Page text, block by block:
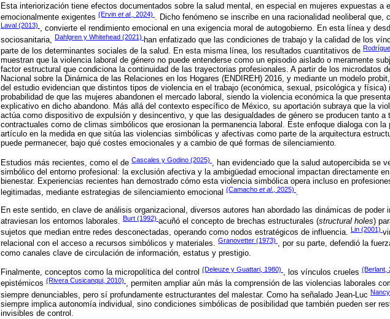
Esta interiorización tiene efectos documentados sobre la salud mental, en especial en mujeres expuestas a
emocionalmente exigentes (Ervin et al., 2024) . Dicho fenómeno se inscribe en una racionalidad neoliberal que,
Laval (2013) , convierte el rendimiento emocional en una exigencia moral de autogobierno. En esta línea y
sociosanitaria, Dahlgren y Whitehead (2021) han enfatizado que las condiciones de trabajo y la calidad de los
parte de los determinantes sociales de la salud. En esta misma línea, los resultados cuantitativos de
muestran que la violencia laboral de género no puede entenderse como un episodio aislado o meramente
factor estructural que condiciona la continuidad de las trayectorias profesionales. A partir de los microdatos
Nacional sobre la Dinámica de las Relaciones en los Hogares (ENDIREH) 2016, y mediante un modelo
del estudio evidencian que distintos tipos de violencia en el trabajo (económica, sexual, psicológica y física)
probabilidad de que las mujeres abandonen el mercado laboral, siendo la violencia económica la que
explicativo en dicho abandono. Más allá del contexto específico de México, su aportación subraya que la
actúa como dispositivo de expulsión y desincentivo, y que las desigualdades de género se producen tanto a
contractuales como de climas simbólicos que erosionan la permanencia laboral. Este enfoque dialoga con la
artículo en la medida en que sitúa las violencias simbólicas y afectivas como parte de la arquitectura
puede permanecer, bajo qué costes emocionales y a cambio de qué formas de silenciamiento.
Estudios más recientes, como el de Cascales y Godino (2025) , han evidenciado que la salud autopercibida se
simbólico del entorno profesional: la exclusión afectiva y la ambigüedad emocional impactan directamente
bienestar. Experiencias recientes han demostrado cómo esta violencia simbólica opera incluso en
legitimadas, mediante estrategias de silenciamiento emocional (Camacho et al., 2025) .
En este sentido, en clave de análisis organizacional, diversos autores han abordado las dinámicas de poder
atraviesan los entornos laborales. Burt (1992) acuñó el concepto de brechas estructurales (structural holes)
sujetos que median entre redes desconectadas, operando como nodos estratégicos de influencia. Lin (2001)
relacional con el acceso a recursos simbólicos y materiales. Granovetter (1973) , por su parte, defendió la
como canales clave de circulación de información, estatus y prestigio.
Finalmente, conceptos como la micropolítica del control (Deleuze y Guattari, 1980) , los vínculos crueles (Berlant,
epistémicos (Rivera Cusicanqui, 2010) , permiten ampliar aún más la comprensión de las violencias laborales
siempre denunciables, pero sí profundamente estructurantes del malestar. Como ha señalado Jean-Luc
siempre implica autonomía individual, sino condiciones simbólicas de posibilidad que también pueden ser
invisibles de control.